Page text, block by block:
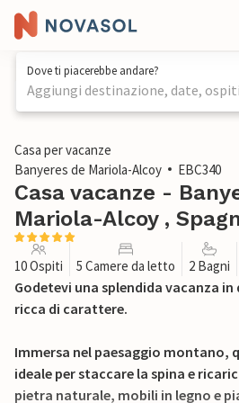
Dove ti piacerebbe andare?
Aggiungi destinazione, date, ospiti
1 / 29
Casa per vacanze
Banyeres de Mariola-Alcoy
EBC340
Casa vacanze -
Mariola-Alcoy ,
10 Ospiti 5 Camere da letto 2 Bagni
Godetevi una splendida vacanza
ricca di carattere.
Immersa nel paesaggio montano,
ideale per staccare la spina e
pietra naturale, mobili in legno e